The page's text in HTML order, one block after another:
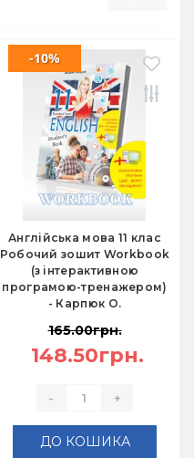
Англійська мова 11 клас
Робочий зошит Workbook
(з інтерактивною
програмою-тренажером)
- Карпюк О.
-10%
165.00грн.
148.50грн.
- +
ДО КОШИКА